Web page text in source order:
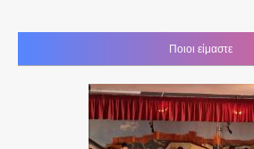
Ποιοι είμαστε